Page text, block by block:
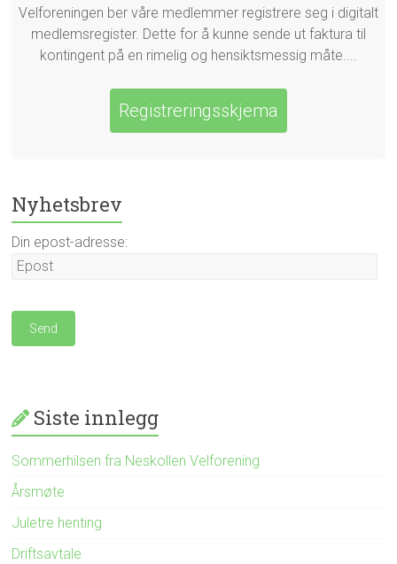
Velforeningen ber våre medlemmer registrere seg i digitalt
medlemsregister. Dette for å kunne sende ut faktura til
kontingent på en rimelig og hensiktsmessig måte....
Registreringsskjema
Nyhetsbrev
Din epost-adresse:
Siste innlegg
Sommerhilsen fra Neskollen Velforening
Årsmøte
Juletre henting
Driftsavtale